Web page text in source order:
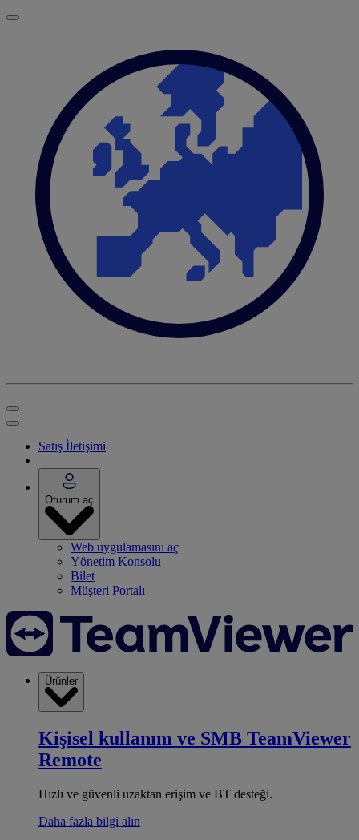
Satış İletişimi
Oturum aç
Web uygulamasını aç
Yönetim Konsolu
Bilet
Müşteri Portalı
Ürünler
Kişisel kullanım ve SMB TeamViewer
Remote
Hızlı ve güvenli uzaktan erişim ve BT desteği.
Daha fazla bilgi alın